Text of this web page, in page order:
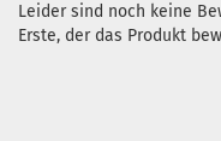
Leider sind noch keine
Erste, der das Produkt